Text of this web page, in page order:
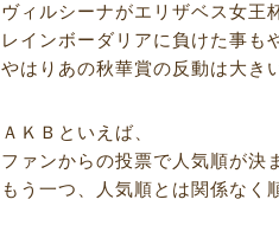
ヴィルシーナがエリザベス女王
レインボーダリアに負けた事も
やはりあの秋華賞の反動は大き
ＡＫＢといえば、
ファンからの投票で人気順が決
もう一つ、人気順とは関係なく